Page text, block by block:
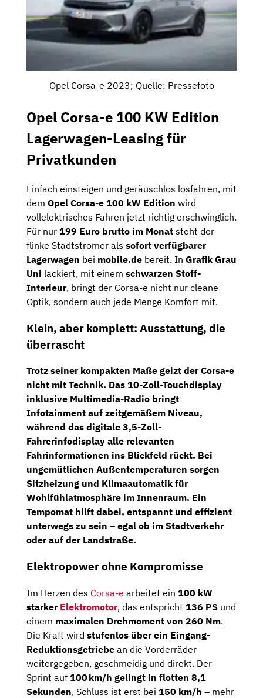
Opel Corsa-e 2023; Quelle: Pressefoto
Opel Corsa-e 100 KW Edition
Lagerwagen-Leasing für
Privatkunden
Einfach einsteigen und geräuschlos losfahren, mit
dem Opel Corsa-e 100 kW Edition wird
vollelektrisches Fahren jetzt richtig erschwinglich.
Für nur 199 Euro brutto im Monat steht der
flinke Stadtstromer als sofort verfügbarer
Lagerwagen bei mobile.de bereit. In Grafik Grau
Uni lackiert, mit einem schwarzen Stoff-
Interieur, bringt der Corsa-e nicht nur cleane
Optik, sondern auch jede Menge Komfort mit.
Klein, aber komplett: Ausstattung, die
überrascht
Trotz seiner kompakten Maße geizt der Corsa-e
nicht mit Technik. Das 10-Zoll-Touchdisplay
inklusive Multimedia-Radio bringt
Infotainment auf zeitgemäßem Niveau,
während das digitale 3,5-Zoll-
Fahrerinfodisplay alle relevanten
Fahrinformationen ins Blickfeld rückt. Bei
ungemütlichen Außentemperaturen sorgen
Sitzheizung und Klimaautomatik für
Wohlfühlatmosphäre im Innenraum. Ein
Tempomat hilft dabei, entspannt und effizient
unterwegs zu sein – egal ob im Stadtverkehr
oder auf der Landstraße.
Elektropower ohne Kompromisse
Im Herzen des Corsa-e arbeitet ein 100 kW
starker Elektromotor, das entspricht 136 PS und
einem maximalen Drehmoment von 260 Nm.
Die Kraft wird stufenlos über ein Eingang-
Reduktionsgetriebe an die Vorderräder
weitergegeben, geschmeidig und direkt. Der
Sprint auf 100 km/h gelingt in flotten 8,1
Sekunden, Schluss ist erst bei 150 km/h – mehr